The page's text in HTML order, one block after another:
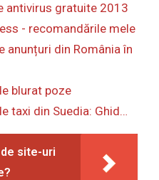
antivirus gratuite 2013
- recomandările mele
anunțuri din România în
blurat poze
taxi din Suedia: Ghid…
site-uri